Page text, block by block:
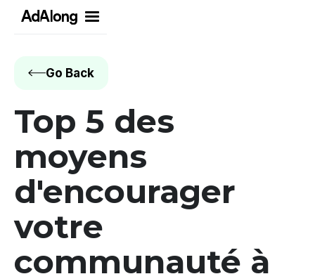
Go Back
Top 5 des
moyens
d'encourager
votre
communauté à